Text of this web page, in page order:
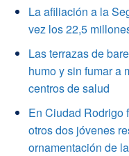
La afiliación a la
vez los 22,5
Las terrazas de
humo y sin fumar a
centros de salud
En Ciudad Rodrigo
otros dos jóvenes
ornamentación de